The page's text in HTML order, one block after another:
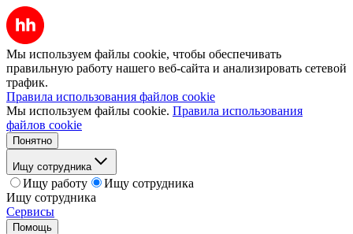
Мы используем файлы cookie, чтобы обеспечивать
правильную работу нашего веб-сайта и анализировать сетевой
трафик.
Правила использования файлов cookie
Мы используем файлы cookie. Правила использования
файлов cookie
Понятно
Ищу сотрудника
Ищу работу
Ищу сотрудника
Ищу сотрудника
Сервисы
Помощь